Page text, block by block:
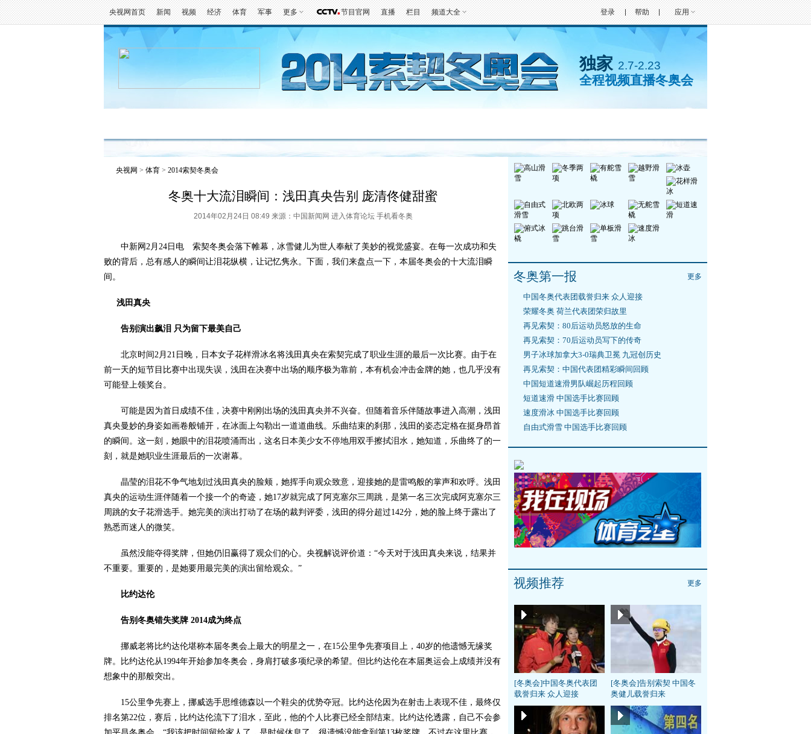
央视网首页 新闻 视频 经济 体育 军事 更多 节目官网 直播 栏目 频道大全 帮助 应用
登录
独家 2.7-2.23
全程视频直播冬奥会
央视网 > 体育 > 2014索契冬奥会
冬奥十大流泪瞬间：浅田真央告别 庞清佟健甜蜜
2014年02月24日 08:49 来源：中国新闻网 进入体育论坛 手机看冬奥
中新网2月24日电 索契冬奥会落下帷幕，冰雪健儿为世人奉献了美妙的视觉盛宴。在每一次成功和失
败的背后，总有感人的瞬间让泪花纵横，让记忆隽永。下面，我们来盘点一下，本届冬奥会的十大流泪瞬
间。
浅田真央
告别演出飙泪 只为留下最美自己
北京时间2月21日晚，日本女子花样滑冰名将浅田真央在索契完成了职业生涯的最后一次比赛。由于在
前一天的短节目比赛中出现失误，浅田在决赛中出场的顺序极为靠前，本有机会冲击金牌的她，也几乎没有
可能登上领奖台。
可能是因为首日成绩不佳，决赛中刚刚出场的浅田真央并不兴奋。但随着音乐伴随故事进入高潮，浅田
真央曼妙的身姿如画卷般铺开，在冰面上勾勒出一道道曲线。乐曲结束的刹那，浅田的姿态定格在挺身昂首
的瞬间。这一刻，她眼中的泪花喷涌而出，这名日本美少女不停地用双手擦拭泪水，她知道，乐曲终了的一
刻，就是她职业生涯最后的一次谢幕。
晶莹的泪花不争气地划过浅田真央的脸颊，她挥手向观众致意，迎接她的是雷鸣般的掌声和欢呼。浅田
真央的运动生涯伴随着一个接一个的奇迹，她17岁就完成了阿克塞尔三周跳，是第一名三次完成阿克塞尔三
周跳的女子花滑选手。她完美的演出打动了在场的裁判评委，浅田的得分超过142分，她的脸上终于露出了
熟悉而迷人的微笑。
虽然没能夺得奖牌，但她仍旧赢得了观众们的心。央视解说评价道：“今天对于浅田真央来说，结果并
不重要。重要的，是她要用最完美的演出留给观众。”
比约达伦
告别冬奥错失奖牌 2014成为终点
挪威老将比约达伦堪称本届冬奥会上最大的明星之一，在15公里争先赛项目上，40岁的他遗憾无缘奖
牌。比约达伦从1994年开始参加冬奥会，身肩打破多项纪录的希望。但比约达伦在本届奥运会上成绩并没有
想象中的那般突出。
15公里争先赛上，挪威选手思维德森以一个鞋尖的优势夺冠。比约达伦因为在射击上表现不佳，最终仅
排名第22位，赛后，比约达伦流下了泪水，至此，他的个人比赛已经全部结束。比约达伦透露，自己不会参
冬奥第一报 更多
中国冬奥代表团载誉归来 众人迎接
荣耀冬奥 荷兰代表团荣归故里
再见索契：80后运动员怒放的生命
再见索契：70后运动员写下的传奇
男子冰球加拿大3-0瑞典卫冕 九冠创历史
再见索契：中国代表团精彩瞬间回顾
中国短道速滑男队崛起历程回顾
短道速滑 中国选手比赛回顾
速度滑冰 中国选手比赛回顾
自由式滑雪 中国选手比赛回顾
视频推荐 更多
[冬奥会]中国冬奥代表团
载誉归来 众人迎接
[冬奥会]告别索契 中国冬
奥健儿载誉归来